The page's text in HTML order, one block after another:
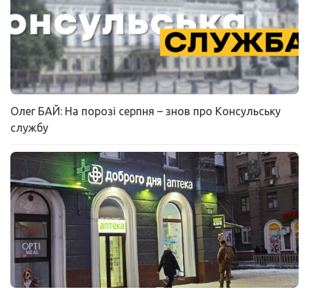
Олег БАЙ: На порозі серпня – знов про Консульську
службу